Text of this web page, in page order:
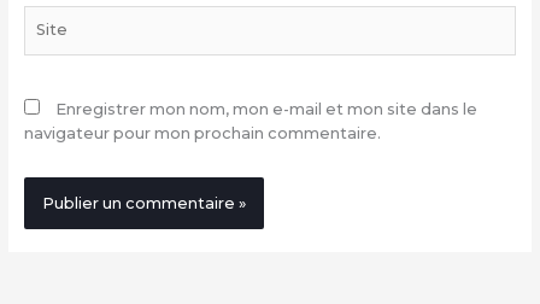
Enregistrer mon nom, mon e-mail et mon site dans le
navigateur pour mon prochain commentaire.